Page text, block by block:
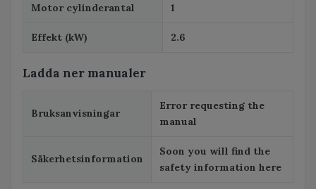
Motor cylinderantal 1
Effekt (kW) 2.6
Ladda ner manualer
Bruksanvisningar
Error requesting the
manual
Säkerhetsinformation
Soon you will find the
safety information here